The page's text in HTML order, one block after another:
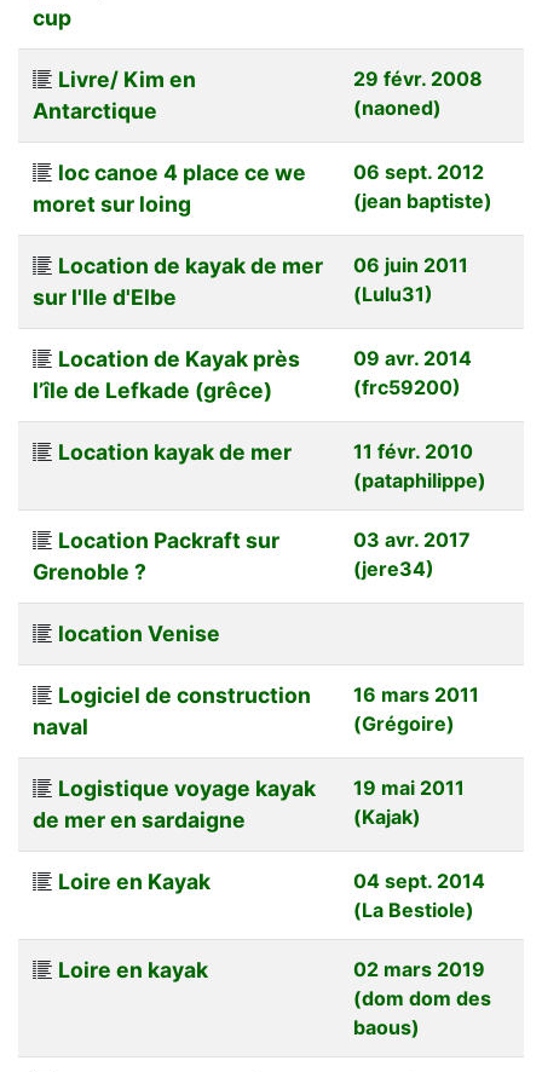
cup
Livre/ Kim en
Antarctique
29 févr. 2008
(naoned)
loc canoe 4 place ce we
moret sur loing
06 sept. 2012
(jean baptiste)
Location de kayak de mer
sur l'Ile d'Elbe
06 juin 2011
(Lulu31)
Location de Kayak près
l’île de Lefkade (grêce)
09 avr. 2014
(frc59200)
Location kayak de mer
11 févr. 2010
(pataphilippe)
Location Packraft sur
Grenoble ?
03 avr. 2017
(jere34)
location Venise
Logiciel de construction
naval
16 mars 2011
(Grégoire)
Logistique voyage kayak
de mer en sardaigne
19 mai 2011
(Kajak)
Loire en Kayak
04 sept. 2014
(La Bestiole)
Loire en kayak
02 mars 2019
(dom dom des
baous)